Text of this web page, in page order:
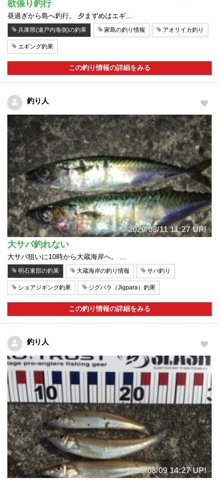
欲張り釣行
昼過ぎから島へ釣行。 夕まずめはエギ…
兵庫県(瀬戸内海側)の釣果 家島の釣り情報 アオリイカ釣り
エギング釣果
この釣り情報の詳細をみる
釣り人
2020/08/11 11:27 UP!
大サバ釣れない
大サバ狙いに10時から大蔵海岸へ。 …
明石東部の釣果 大蔵海岸の釣り情報 サバ釣り
ショアジギング釣果 ジグパラ（Jigpara）釣果
この釣り情報の詳細をみる
釣り人
2020/08/09 14:27 UP!